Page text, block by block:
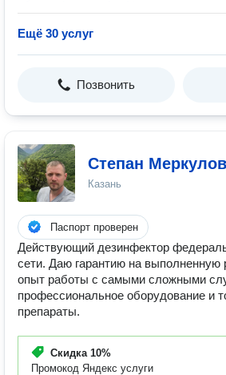
Ещё 30 услуг
Позвонить
Степан Меркулов
Казань
Паспорт проверен
Действующий дезинфектор
сети. Даю гарантию на выполненную
опыт работы с самыми сложными
профессиональное оборудование и
препараты.
Скидка 10%
Промокод Яндекс услуги